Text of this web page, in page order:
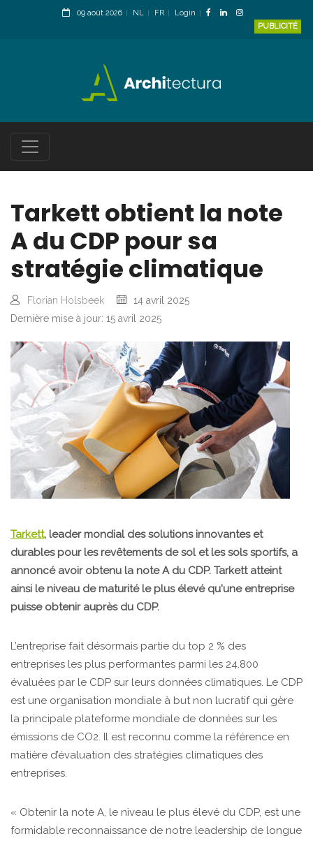
09 août 2026 NL FR
Login
PUBLICITÉ
Tarkett obtient la note
A du CDP pour sa
stratégie climatique
Florian Holsbeek
14 avril 2025
Dernière mise à jour: 15 avril 2025
Tarkett, leader mondial des solutions innovantes et
durables pour les revêtements de sol et les sols sportifs, a
annoncé avoir obtenu la note A du CDP. Tarkett atteint
ainsi le niveau de maturité le plus élevé qu'une entreprise
puisse obtenir auprès du CDP.
L’entreprise fait désormais partie du top 2 % des
entreprises les plus performantes parmi les 24.800
évaluées par le CDP sur leurs données climatiques. Le CDP
est une organisation mondiale à but non lucratif qui gère
la principale plateforme mondiale de données sur les
émissions de CO2. Il est reconnu comme la référence en
matière d’évaluation des stratégies climatiques des
entreprises.
« Obtenir la note A, le niveau le plus élevé du CDP, est une
formidable reconnaissance de notre leadership de longue